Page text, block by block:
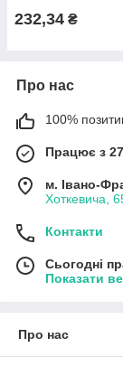
232,34 ₴
Про нас
100%
Працює з
м. Івано-
Хоткевича,
Контакти
Сьогодні
Показати
Про нас